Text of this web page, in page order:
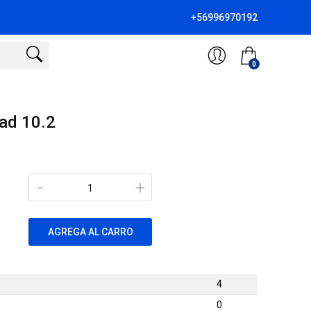
+56996970192
0
10.2
+
-
AGREGA AL CARRO
4
0